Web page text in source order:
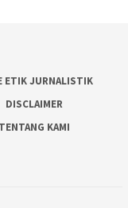
ETIK JURNALISTIK
DISCLAIMER
TENTANG KAMI